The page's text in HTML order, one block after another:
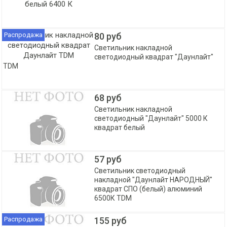
Распродажа 80 руб
Светильник накладной
светодиодный квадрат "Даунлайт"
TDM
68 руб
Светильник накладной
светодиодный "Даунлайт" 5000 К
квадрат белый
57 руб
Светильник светодиодный
накладной "Даунлайт НАРОДНЫЙ"
квадрат СПО (белый) алюминий
6500К TDM
Распродажа 155 руб